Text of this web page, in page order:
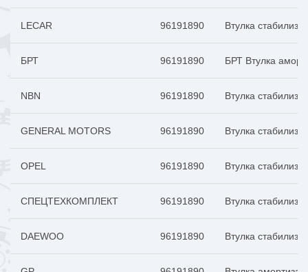
LECAR 96191890 Втулка
БРТ 96191890 БРТ Втулка
NBN 96191890 Втулка
GENERAL MOTORS 96191890 Втулка
OPEL 96191890 Втулка
СПЕЦТЕХКОМПЛЕКТ 96191890 Втулка
DAEWOO 96191890 Втулка